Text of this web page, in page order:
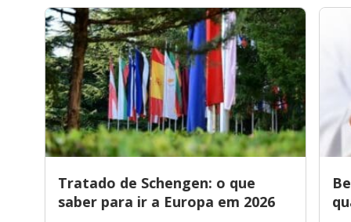
Tratado de Schengen: o que
saber para ir a Europa em 2026